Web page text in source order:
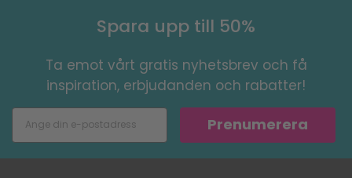
Spara upp till 50%
Ta emot vårt gratis nyhetsbrev och få
inspiration, erbjudanden och rabatter!
Prenumerera